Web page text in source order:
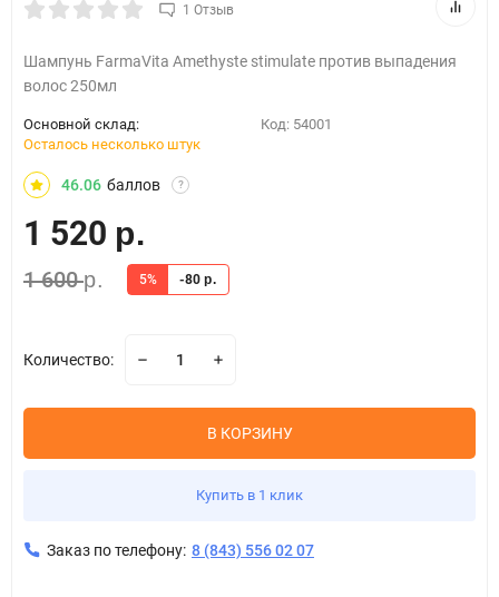
1 Отзыв
Шампунь FarmaVita Amethyste stimulate против выпадения
волос 250мл
Основной склад:
Осталось несколько штук
Код: 54001
46.06 баллов ?
1 520 р.
1 600р. 5% -80 р.
Количество:
В КОРЗИНУ
Купить в 1 клик
Заказ по телефону: 8 (843) 556 02 07